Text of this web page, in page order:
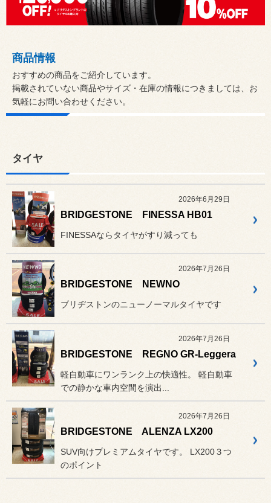
商品情報
おすすめの商品をご紹介しています。
掲載されていない商品やサイズ・在庫の情報につきましては、お
気軽にお問い合わせください。
タイヤ
2026年6月29日
BRIDGESTONE FINESSA HB01
FINESSAならタイヤがすり減っても
2026年7月26日
BRIDGESTONE NEWNO
ブリヂストンのニューノーマルタイヤです
2026年7月26日
BRIDGESTONE REGNO GR-Leggera
軽自動車にワンランク上の快適性。 軽自動車
での静かな車内空間を演出...
2026年7月26日
BRIDGESTONE ALENZA LX200
SUV向けプレミアムタイヤです。 LX200３つ
のポイント